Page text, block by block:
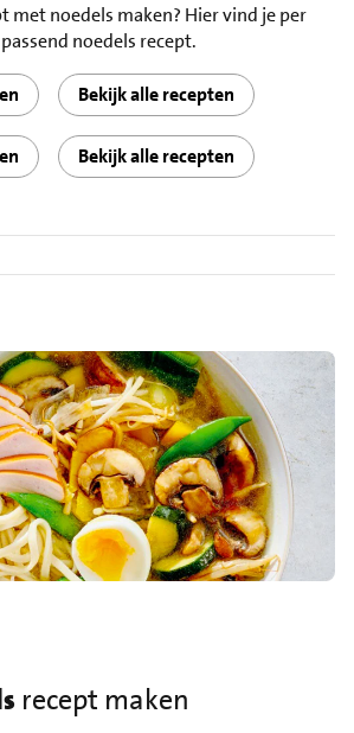
met noedels maken? Hier vind je per
noedels recept.
Bekijk alle recepten
Bekijk alle recepten
recept maken